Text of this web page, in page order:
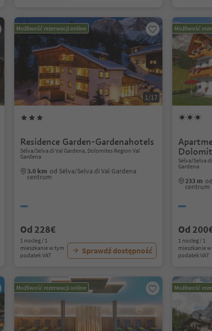
Możliwość rezerwacji online
1/17
Residence Garden-Gardenahotels
Sëlva/Selva di Val Gardena, Dolomites Region Val
Gardena
3.0 km od Sëlva/Selva di Val Gardena
centrum
Od 228€
1 nocleg / 1
mieszkanie w tym
podatek VAT
Sprawdź dostępność
Możliwość
Sëlva/Selva
Gardena
233 m
centrum
Od
1 nocleg / 1
mieszkanie
podatek VAT
Możliwość rezerwacji online Możliwość